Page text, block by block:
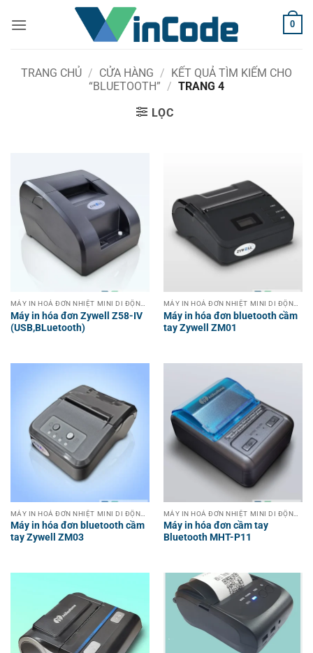
qua
0
TRANG CHỦ / CỬA HÀNG / KẾT QUẢ TÌM KIẾM CHO
“BLUETOOTH” / TRANG 4
LỌC
Máy in hóa đơn Zywell Z58-IV
(USB,BLuetooth)
Máy in hóa đơn bluetooth cầm
tay Zywell ZM01
Máy in hóa đơn bluetooth cầm
tay Zywell ZM03
Máy in hóa đơn cầm tay
Bluetooth MHT-P11